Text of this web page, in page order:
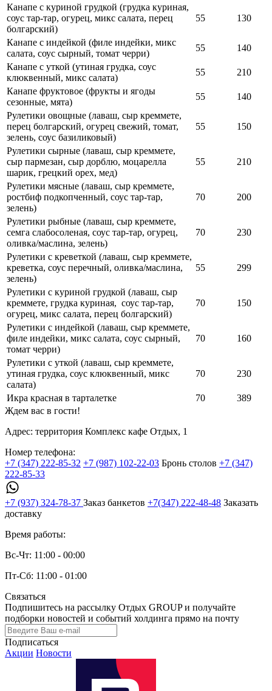
Канапе с куриной грудкой (грудка куриная,
соус тар-тар, огурец, микс салата, перец
болгарский)
55 130
Канапе с индейкой (филе индейки, микс
салата, соус сырный, томат черри)
55
140
Канапе с уткой (утиная грудка, соус
клюквенный, микс салата)
55
210
Канапе фруктовое (фрукты и ягоды
сезонные, мята)
55
140
Рулетики овощные (лаваш, сыр креммете,
перец болгарский, огурец свежий, томат,
зелень, соус базиликовый)
55 150
Рулетики сырные (лаваш, сыр креммете,
сыр пармезан, сыр дорблю, моцарелла
шарик, грецкий орех, мед)
55 210
Рулетики мясные (лаваш, сыр креммете,
ростбиф подкопченный, соус тар-тар,
зелень)
70 200
Рулетики рыбные (лаваш, сыр креммете,
семга слабосоленая, соус тар-тар, огурец,
оливка/маслина, зелень)
70 230
Рулетики с креветкой (лаваш, сыр креммете,
креветка, соус перечный, оливка/маслина,
зелень)
55 299
Рулетики с куриной грудкой (лаваш, сыр
креммете, грудка куриная, соус тар-тар,
огурец, микс салата, перец болгарский)
70 150
Рулетики с индейкой (лаваш, сыр креммете,
филе индейки, микс салата, соус сырный,
томат черри)
70 160
Рулетики с уткой (лаваш, сыр креммете,
утиная грудка, соус клюквенный, микс
салата)
70 230
Икра красная в тарталетке 70
389
Ждем вас в гости!
Адрес: территория Комплекс кафе Отдых, 1
Номер телефона:
+7 (347) 222-85-32 +7 (987) 102-22-03 Бронь столов +7 (347)
222-85-33
+7 (937) 324-78-37 Заказ банкетов +7(347) 222-48-48 Заказать
доставку
Время работы:
Вс-Чт: 11:00 - 00:00
Пт-Сб: 11:00 - 01:00
Связаться
Подпишитесь на рассылку Отдых GROUP и получайте
подборки новостей и событий холдинга прямо на почту
Подписаться
Акции Новости